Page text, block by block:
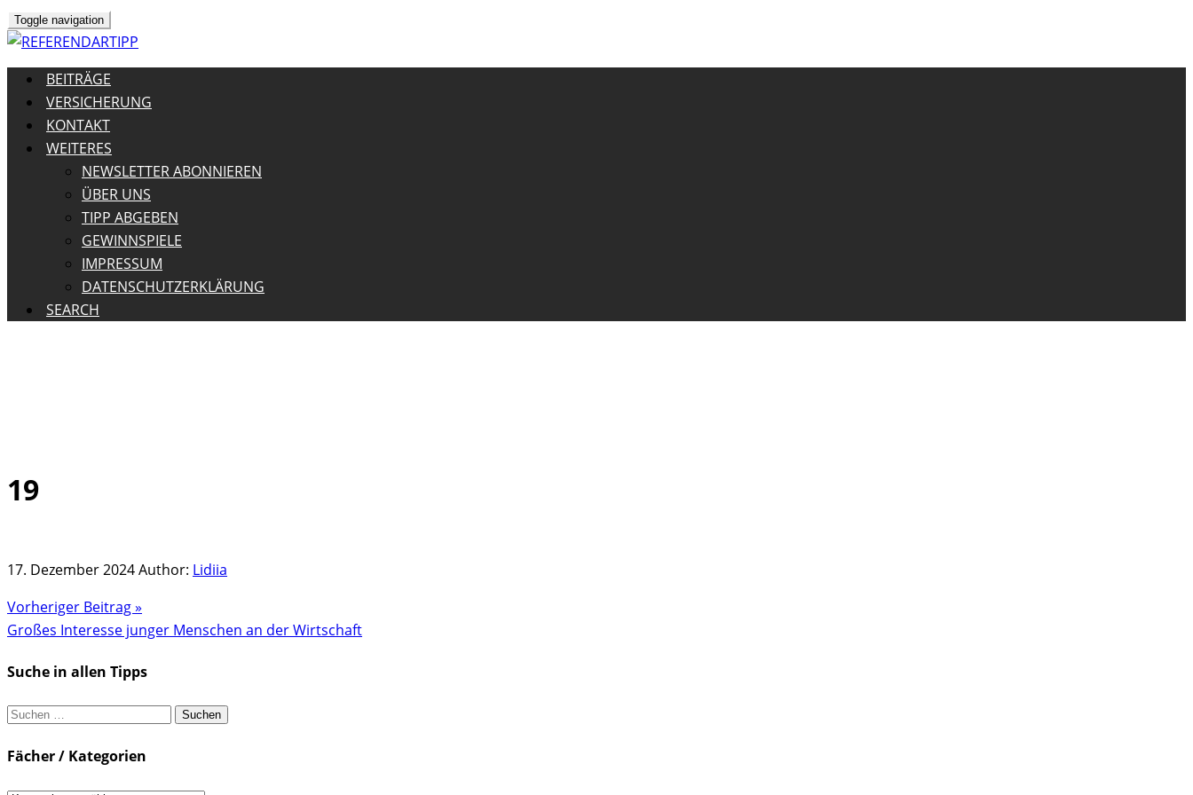
Toggle navigation
BEITRÄGE
VERSICHERUNG
KONTAKT
WEITERES
NEWSLETTER ABONNIEREN
ÜBER UNS
TIPP ABGEBEN
GEWINNSPIELE
IMPRESSUM
DATENSCHUTZERKLÄRUNG
SEARCH
Skip
19
17. Dezember 2024Author: Lidiia
Vorheriger Beitrag »
Großes Interesse junger Menschen an der Wirtschaft
Suche in allen Tipps
Suchen
Fächer / Kategorien